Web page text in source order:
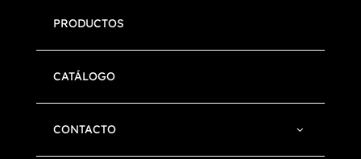
PRODUCTOS
CATÁLOGO
CONTACTO